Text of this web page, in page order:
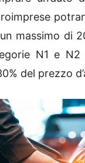
massimo di
N1 e N2
del prezzo